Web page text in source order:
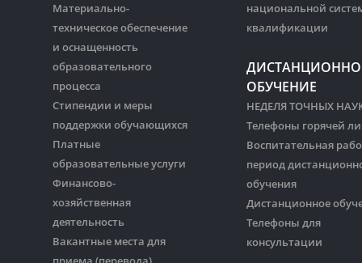
Материально-
техническое обеспечение
и оснащенность
образовательного
процесса
Стипендии и меры
поддержки обучающихся
Платные
образовательные услуги
Финансово-
хозяйственная
деятельность
Вакантные места для
национальной
квалификации
ОБУЧЕНИЕ
НЕДЕЛЯ ТОЧНЫХ
Телефоны горячей
Воспитательная
период
обучения
Дистанционное
Телефоны для
консультации